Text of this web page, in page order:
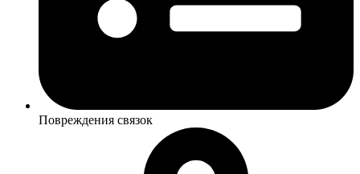
Повреждения связок